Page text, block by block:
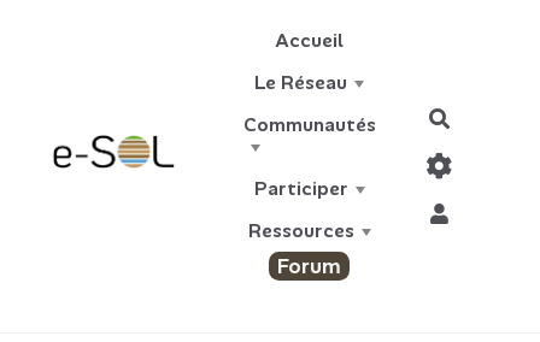
Accueil
Le Réseau
Communautés
Participer
Ressources
Forum